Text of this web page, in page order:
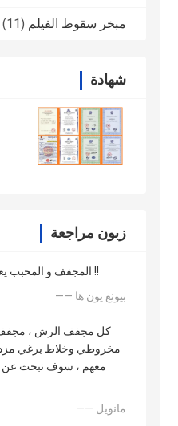
مبخر سقوط الفيلم (11)
شهادة
زبون مراجعة
المجفف و المحبب يعملان بشكل جيد ، رائع !!
—— بيونغ يون ها
كل مجفف الرش ،
مخروطي وخلاط برغي
معهم ، سوف نبحث عن
—— مانويل